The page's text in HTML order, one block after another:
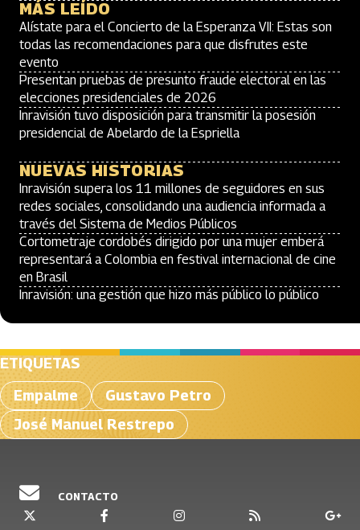
MÁS LEÍDO
Alístate para el Concierto de la Esperanza VII: Estas son
todas las recomendaciones para que disfrutes este
evento
Presentan pruebas de presunto fraude electoral en las
elecciones presidenciales de 2026
Inravisión tuvo disposición para transmitir la posesión
presidencial de Abelardo de la Espriella
NUEVAS HISTORIAS
Inravisión supera los 11 millones de seguidores en sus
redes sociales, consolidando una audiencia informada a
través del Sistema de Medios Públicos
Cortometraje cordobés dirigido por una mujer emberá
representará a Colombia en festival internacional de cine
en Brasil
Inravisión: una gestión que hizo más público lo público
ETIQUETAS
Empalme
Gustavo Petro
José Manuel Restrepo
CONTACTO